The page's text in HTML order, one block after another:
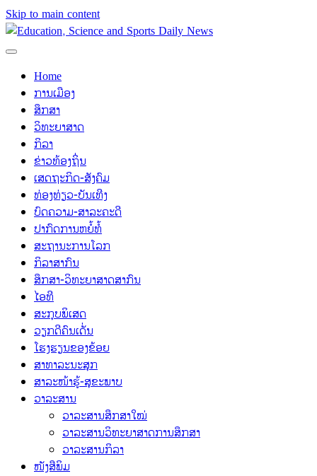
Skip to main content
Home
ການເມືອງ
ສຶກສາ
ວິທະຍາສາດ
ກິລາ
ຂ່າວທ້ອງຖິ່ນ
ເສດຖະກິດ-ສັງຄົມ
ທ່ອງທ່ຽວ-ບັນເທີງ
ບົດຄວາມ-ສາລະຄະດີ
ປາກົດການຫຍໍ້ທໍ້
ສະຖານະການໂລກ
ກິລາສາກົນ
ສຶກສາ-ວິທະຍາສາດສາກົນ
ໄອທີ
ສະກຸບພິເສດ
ວຽກດີຄົນເດັ່ນ
ໂຮງຮຽນຂອງຂ້ອຍ
ສາທາລະນະສຸກ
ສາລະໜ້າຮູ້-ສຸຂະພາບ
ວາລະສານ
ວາລະສານສຶກສາໃໝ່
ວາລະສານວິທະຍາສາດການສຶກສາ
ວາລະສານກິລາ
ໜັງສືພິມ